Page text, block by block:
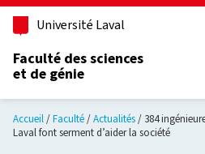
Université Laval
Faculté des sciences
et de génie
Accueil Faculté Actualités
384
Laval font serment d’aider la société